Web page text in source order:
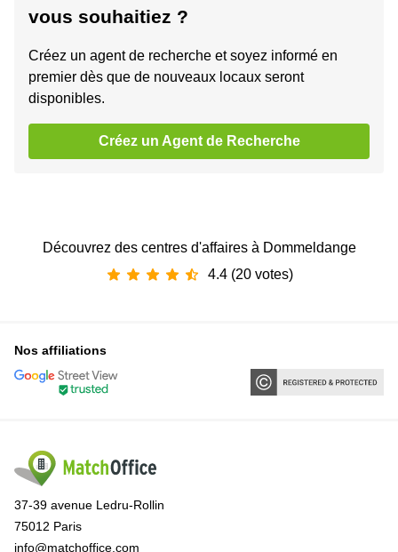
vous souhaitiez ?
Créez un agent de recherche et soyez informé en
premier dès que de nouveaux locaux seront
disponibles.
Créez un Agent de Recherche
Découvrez des centres d'affaires à Dommeldange
4.4 (20 votes)
Nos affiliations
37-39 avenue Ledru-Rollin
75012 Paris
info@matchoffice.com